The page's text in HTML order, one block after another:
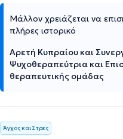
Μάλλον χρειάζεται να
πλήρες ιστορικό
Αρετή Κυπραίου και
Ψυχοθεραπεύτρια και
θεραπευτικής ομάδας
Άγχος και Στρες